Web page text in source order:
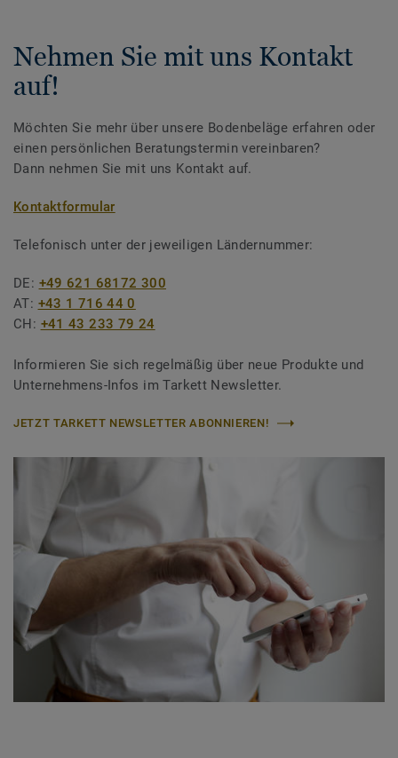
Nehmen Sie mit uns Kontakt
auf!
Möchten Sie mehr über unsere Bodenbeläge erfahren oder
einen persönlichen Beratungstermin vereinbaren?
Dann nehmen Sie mit uns Kontakt auf.
Kontaktformular
Telefonisch unter der jeweiligen Ländernummer:
DE: +49 621 68172 300
AT: +43 1 716 44 0
CH: +41 43 233 79 24
Informieren Sie sich regelmäßig über neue Produkte und
Unternehmens-Infos im Tarkett Newsletter.
JETZT TARKETT NEWSLETTER ABONNIEREN!